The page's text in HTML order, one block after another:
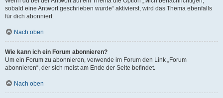
sobald eine Antwort geschrieben wurde“ aktivierst, wird das Thema ebenfalls
für dich abonniert.
Nach oben
Wie kann ich ein Forum abonnieren?
Um ein Forum zu abonnieren, verwende im Forum den Link „Forum
abonnieren“, der sich meist am Ende der Seite befindet.
Nach oben